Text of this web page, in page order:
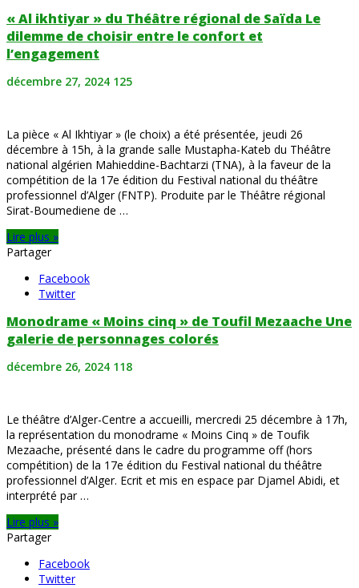
« Al ikhtiyar » du Théâtre régional de Saïda Le
dilemme de choisir entre le confort et
l’engagement
décembre 27, 2024 125
La pièce « Al Ikhtiyar » (le choix) a été présentée, jeudi 26
décembre à 15h, à la grande salle Mustapha-Kateb du Théâtre
national algérien Mahieddine-Bachtarzi (TNA), à la faveur de la
compétition de la 17e édition du Festival national du théâtre
professionnel d’Alger (FNTP). Produite par le Théâtre régional
Sirat-Boumediene de …
Lire plus »
Partager
Facebook
Twitter
Monodrame « Moins cinq » de Toufil Mezaache Une
galerie de personnages colorés
décembre 26, 2024 118
Le théâtre d’Alger-Centre a accueilli, mercredi 25 décembre à 17h,
la représentation du monodrame « Moins Cinq » de Toufik
Mezaache, présenté dans le cadre du programme off (hors
compétition) de la 17e édition du Festival national du théâtre
professionnel d’Alger. Ecrit et mis en espace par Djamel Abidi, et
interprété par …
Lire plus »
Partager
Facebook
Twitter